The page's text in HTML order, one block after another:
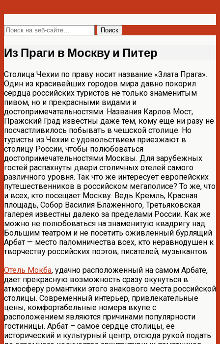
Из Праги в Москву и Питер
Столица Чехии по праву носит название «Злата Прага».
Один из красивейших городов мира давно покорил
сердца российских туристов не только знаменитым
пивом, но и прекрасными видами и
достопримечательностями. Названия Карлов Мост,
Пражский Град известны даже тем, кому еще ни разу не
посчастливилось побывать в чешской столице. Но
туристы из Чехии с удовольствием приезжают в
столицу России, чтобы полюбоваться
достопримечательностями Москвы. Для зарубежных
гостей распахнуты двери столичных отелей самого
различного уровня. Так что же интересует европейских
путешественников в российском мегаполисе? То же, что
и всех, кто посещает Москву. Ведь Кремль, Красная
площадь, Собор Василия Блаженного, Третьяковская
галерея известны далеко за пределами России. Как же
можно не полюбоваться на знаменитую квадригу над
Большим театром и не посетить оживленный бурлящий
Арбат — место паломничества всех, кто неравнодушен к
творчеству российских поэтов, писателей, музыкантов.
Отель Мокба, удачно расположенный на самом Арбате,
дает прекрасную возможность сразу окунуться в
атмосферу романтики этого знакового места российской
столицы. Современный интерьер, привлекательные
цены, комфортабельные номера вкупе с
расположением являются причинами популярности
гостиницы. Арбат – самое сердце столицы, ее
исторический и культурный центр, отсюда рукой подать